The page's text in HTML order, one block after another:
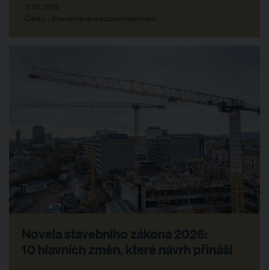
11. 09. 2025
Články > Stavební právo a územní plánování
Novela stavebního zákona 2026:
10 hlavních změn, které návrh přináší